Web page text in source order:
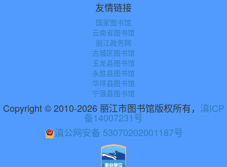
友情链接
国家图书馆
云南省图书馆
丽江政务网
古城区图书馆
玉龙县图书馆
永胜县图书馆
华坪县图书馆
宁蒗县图书馆
Copyright © 2010-2026 丽江市图书馆版权所有， 滇ICP
备14007231号
滇公网安备 53070202001187号